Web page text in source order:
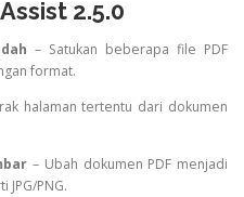
2.5.0
– Satukan beberapa file PDF
format.
halaman tertentu dari dokumen
– Ubah dokumen PDF menjadi
PNG.